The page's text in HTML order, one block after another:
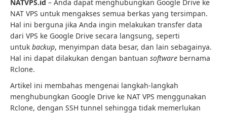
NATVPS.id – Anda dapat menghubungkan Google Drive ke
NAT VPS untuk mengakses semua berkas yang tersimpan.
Hal ini berguna jika Anda ingin melakukan transfer data
dari VPS ke Google Drive secara langsung, seperti
untuk backup, menyimpan data besar, dan lain sebagainya.
Hal ini dapat dilakukan dengan bantuan software bernama
Rclone.
Artikel ini membahas mengenai langkah-langkah
menghubungkan Google Drive ke NAT VPS menggunakan
Rclone, dengan SSH tunnel sehingga tidak memerlukan